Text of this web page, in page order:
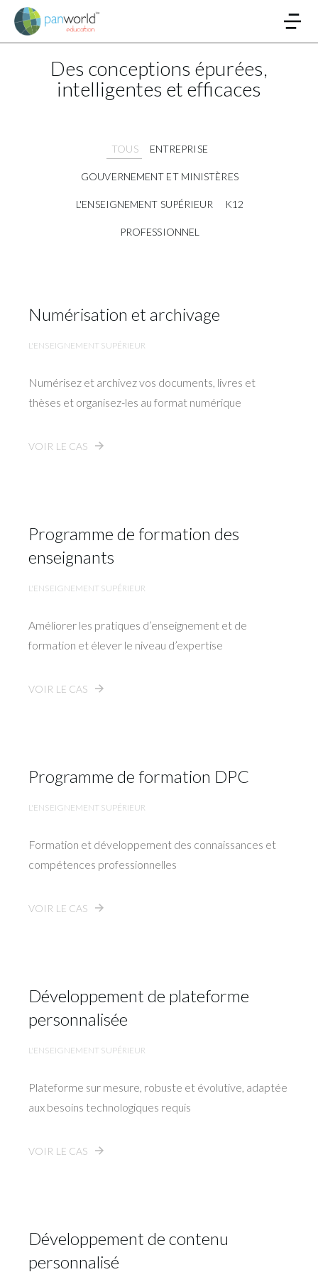
Des conceptions épurées,
intelligentes et efficaces
TOUS ENTREPRISE
GOUVERNEMENT ET MINISTÈRES
L'ENSEIGNEMENT SUPÉRIEUR K12
PROFESSIONNEL
Numérisation et archivage
L'ENSEIGNEMENT SUPÉRIEUR
Numérisez et archivez vos documents, livres et
thèses et organisez-les au format numérique
VOIR LE CAS
Programme de formation des
enseignants
L'ENSEIGNEMENT SUPÉRIEUR
Améliorer les pratiques d’enseignement et de
formation et élever le niveau d’expertise
VOIR LE CAS
Programme de formation DPC
L'ENSEIGNEMENT SUPÉRIEUR
Formation et développement des connaissances et
compétences professionnelles
VOIR LE CAS
Développement de plateforme
personnalisée
L'ENSEIGNEMENT SUPÉRIEUR
Plateforme sur mesure, robuste et évolutive, adaptée
aux besoins technologiques requis
VOIR LE CAS
Développement de contenu
personnalisé